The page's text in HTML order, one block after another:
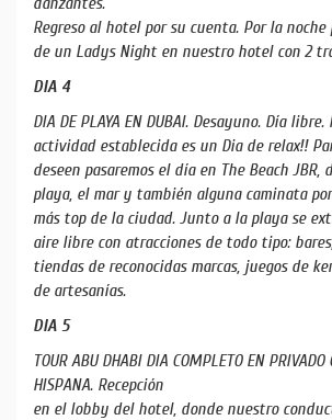
Regreso al hotel por su cuenta. Por la
de un Ladys Night en nuestro hotel con 2
DIA 4
DIA DE PLAYA EN DUBAI. Desayuno. Día
actividad establecida es un Dia de relax!!
deseen pasaremos el día en The Beach
playa, el mar y también alguna caminata
más top de la ciudad. Junto a la playa se
aire libre con atracciones de todo tipo:
tiendas de reconocidas marcas, juegos de
de artesanías.
DIA 5
TOUR ABU DHABI DIA COMPLETO EN PRIVADO
HISPANA. Recepción
en el lobby del hotel, donde nuestro